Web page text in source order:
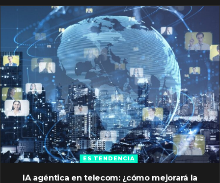
ES TENDENCIA
IA agéntica en telecom: ¿cómo mejorará la